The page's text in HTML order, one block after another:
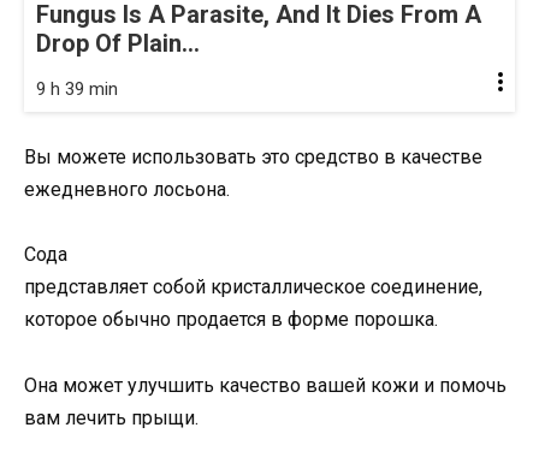
Fungus Is A Parasite, And It Dies From A
Drop Of Plain...
9 h 39 min
Вы можете использовать это средство в качестве
ежедневного лосьона.
Сода
представляет собой кристаллическое соединение,
которое обычно продается в форме порошка.
Она может улучшить качество вашей кожи и помочь
вам лечить прыщи.